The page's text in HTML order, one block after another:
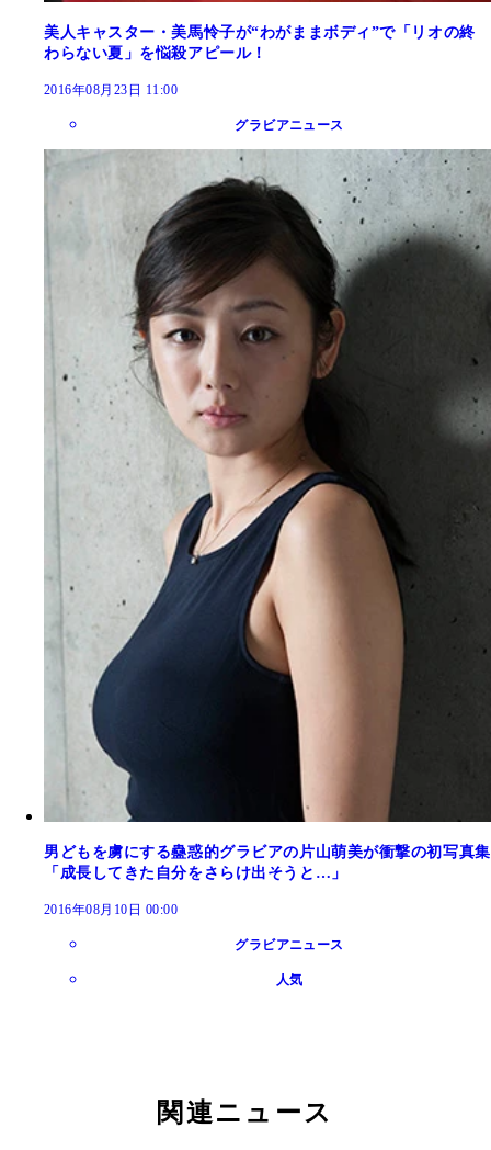
美人キャスター・美馬怜子が“わがままボディ”で「リオの終
わらない夏」を悩殺アピール！
2016年08月23日 11:00
グラビアニュース
男どもを虜にする蠱惑的グラビアの片山萌美が衝撃の初写真集
「成長してきた自分をさらけ出そうと…」
2016年08月10日 00:00
グラビアニュース
人気
関連ニュース